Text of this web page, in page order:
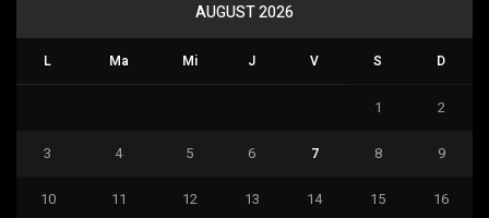
AUGUST 2026
L Ma Mi J V S D
1 2
3 4 5 6 7 8 9
10 11 12 13 14 15 16